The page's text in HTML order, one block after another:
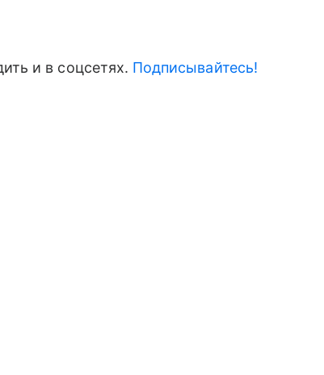
и в соцсетях. Подписывайтесь!